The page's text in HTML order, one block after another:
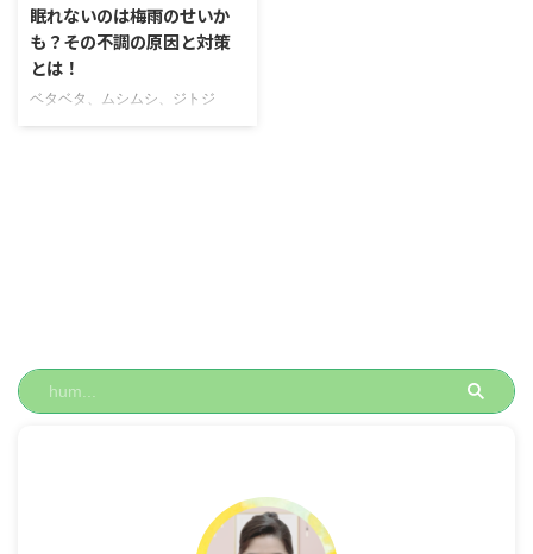
眠れないのは梅雨のせいか
も？その不調の原因と対策
とは！
ベタベタ、ムシムシ、ジトジ
の時期こそ、心は晴れやかに 心
地よい睡眠で乗り切りましょう。